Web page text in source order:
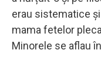
erau sistematice
mama fetelor
Minorele se aflau